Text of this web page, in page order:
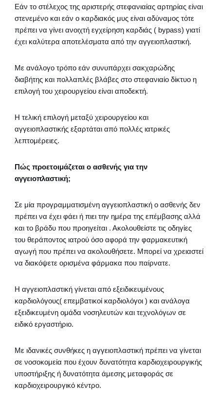
Εάν το στέλεχος της αριστερής στεφανιαίας αρτηρίας είναι
στενεμένο και εάν ο καρδιακός μυς είναι αδύναμος τότε
πρέπει να γίνει ανοιχτή εγχείρηση καρδιάς ( bypass) γιατί
έχει καλύτερα αποτελέσματα από την αγγειοπλαστική.
Με ανάλογο τρόπο εάν συνυπάρχει σακχαρώδης
διαβήτης και πολλαπλές βλάβες στο στεφανιαίο δίκτυο η
επιλογή του χειρουργείου είναι αποδεκτή.
Η τελική επιλογή μεταξύ χειρουργείου και
αγγειοπλαστικής εξαρτάται από πολλές ιατρικές
λεπτομέρειες.
Πώς προετοιμάζεται ο ασθενής για την
αγγειοπλαστική;
Σε μία προγραμματισμένη αγγειοπλαστική ο ασθενής δεν
πρέπει να έχει φάει ή πιει την ημέρα της επέμβασης αλλά
και το βράδυ που προηγείται . Ακολουθείστε τις οδηγίες
του θεράποντος ιατρού όσο αφορά την φαρμακευτική
αγωγή που πρέπει να ακολουθήσετε. Μπορεί να χρειαστεί
να διακόψετε ορισμένα φάρμακα που παίρνατε.
Η αγγειοπλαστική γίνεται από εξειδικευμένους
καρδιολόγους( επεμβατικοί καρδιολόγοι ) και ανάλογα
εξειδικευμένη ομάδα νοσηλευτών και τεχνολόγων σε
ειδικό εργαστήριο.
Με ιδανικές συνθήκες η αγγειοπλαστική πρέπει να γίνεται
σε νοσοκομεία που έχουν δυνατότητα καρδιοχειρουργικής
υποστήριξης ή δυνατότητα άμεσης μεταφοράς σε
καρδιοχειρουργικό κέντρο.